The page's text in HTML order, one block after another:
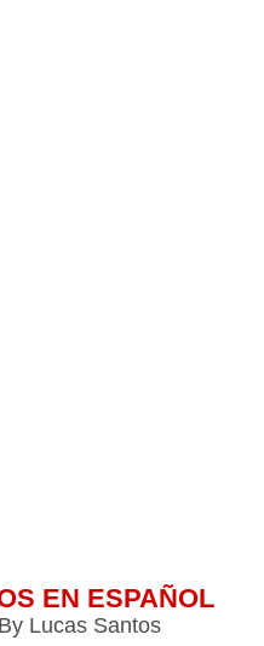
EN ESPAÑOL
By Lucas Santos